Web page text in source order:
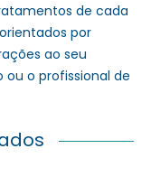
de cada
por
ao seu
o profissional de